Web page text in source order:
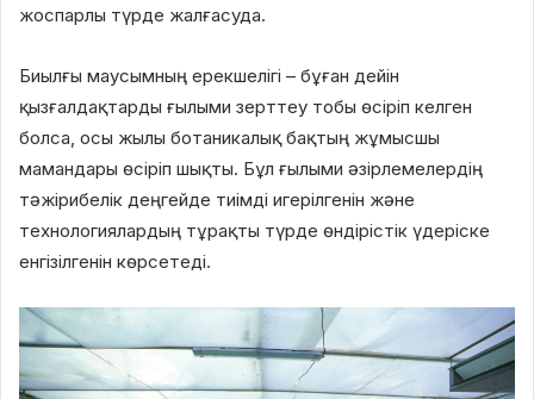
жоспарлы түрде жалғасуда.
Биылғы маусымның ерекшелігі – бұған дейін
қызғалдақтарды ғылыми зерттеу тобы өсіріп келген
болса, осы жылы ботаникалық бақтың жұмысшы
мамандары өсіріп шықты. Бұл ғылыми әзірлемелердің
тәжірибелік деңгейде тиімді игерілгенін және
технологиялардың тұрақты түрде өндірістік үдеріске
енгізілгенін көрсетеді.